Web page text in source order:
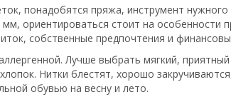
понадобятся пряжа, инструмент
ориентироваться стоит на
собственные предпочтения и
Лучше выбрать мягкий,
Нитки блестят, хорошо
обувью на весну и лето.